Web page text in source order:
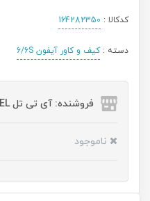
کدکالا : 164282350
دسته :کیف و کاور آیفون 6/6S
فروشنده: آی تی تل I.T.TEL
ناموجود